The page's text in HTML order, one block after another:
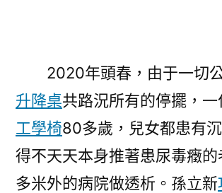
2020年頭春，由于一切
升降桌共路況所有的停擺，一
工學椅80多歲，兒女都患有
得不天天本身推著患尿毒癥
多米外的病院做透析。孫立新